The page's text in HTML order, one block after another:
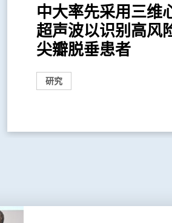
中大率先采用三维
超声波以识别高风
尖瓣脱垂患者
研究